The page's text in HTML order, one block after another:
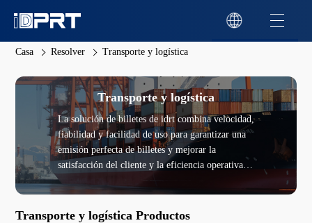
Casa Resolver Transporte y logística
Transporte y logística
La solución de billetes de idrt combina velocidad,
fiabilidad y facilidad de uso para garantizar una
emisión perfecta de billetes y mejorar la
satisfacción del cliente y la eficiencia operativa.
Garantiza una integración perfecta con los
sistemas de billetes existentes y admite la
impresión cifrada para proteger la información
Transporte y logística Productos